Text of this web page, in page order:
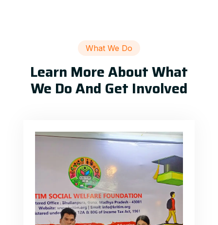
What We Do
Learn More About What
We Do And Get Involved